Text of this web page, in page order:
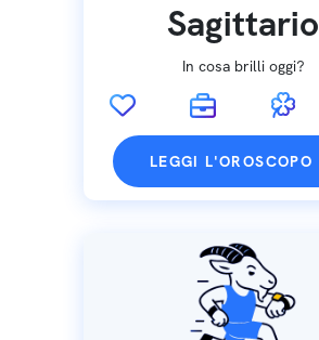
Sagittario
In cosa brilli oggi?
LEGGI L'OROSCOPO